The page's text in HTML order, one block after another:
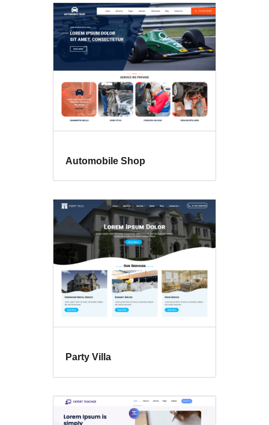
Automobile Shop
Party Villa